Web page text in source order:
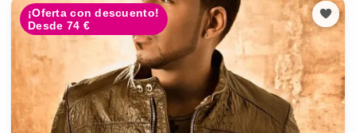
¡Oferta con descuento!
Desde 74 €